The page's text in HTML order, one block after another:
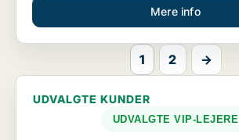
Mere info
1 2 →
UDVALGTE KUNDER
UDVALGTE VIP-LEJERE